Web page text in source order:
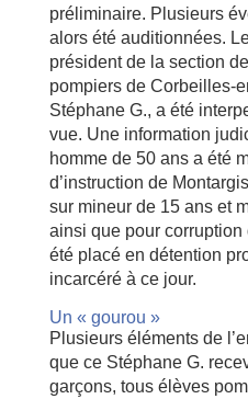
préliminaire. Plusieurs
alors été auditionnées.
président de la section
pompiers de Corbeilles-
Stéphane G., a été
vue. Une information
homme de 50 ans a été
d’instruction de
sur mineur de 15 ans et
ainsi que pour
été placé en détention
incarcéré à ce jour.
Un « gourou »
Plusieurs éléments de
que ce Stéphane G.
garçons, tous élèves